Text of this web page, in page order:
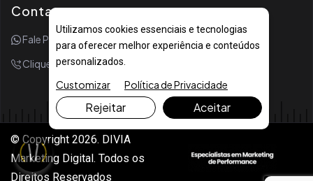
Contato
Fale Por WhatsApp
Clique Para Ligar
© Copyright 2026. DIVIA
Marketing Digital. Todos os
Direitos Reservados
Utilizamos cookies essenciais e tecnologias
para oferecer melhor experiência e conteúdos
personalizados.
Customizar Política de Privacidade
Rejeitar Aceitar